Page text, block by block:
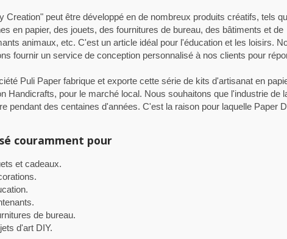
Creation" peut être développé en de nombreux produits créatifs, tels
en papier, des jouets, des fournitures de bureau, des bâtiments et de
animaux, etc. C'est un article idéal pour l'éducation et les loisirs.
fournir un service de conception personnalisé à nos clients pour
Puli Paper fabrique et exporte cette série de kits d'artisanat en
Handicrafts, pour le marché local. Nous souhaitons que l'industrie de
pendant des centaines d'années. C'est la raison pour laquelle Paper
couramment pour
et cadeaux.
de bureau.
d'art DIY.